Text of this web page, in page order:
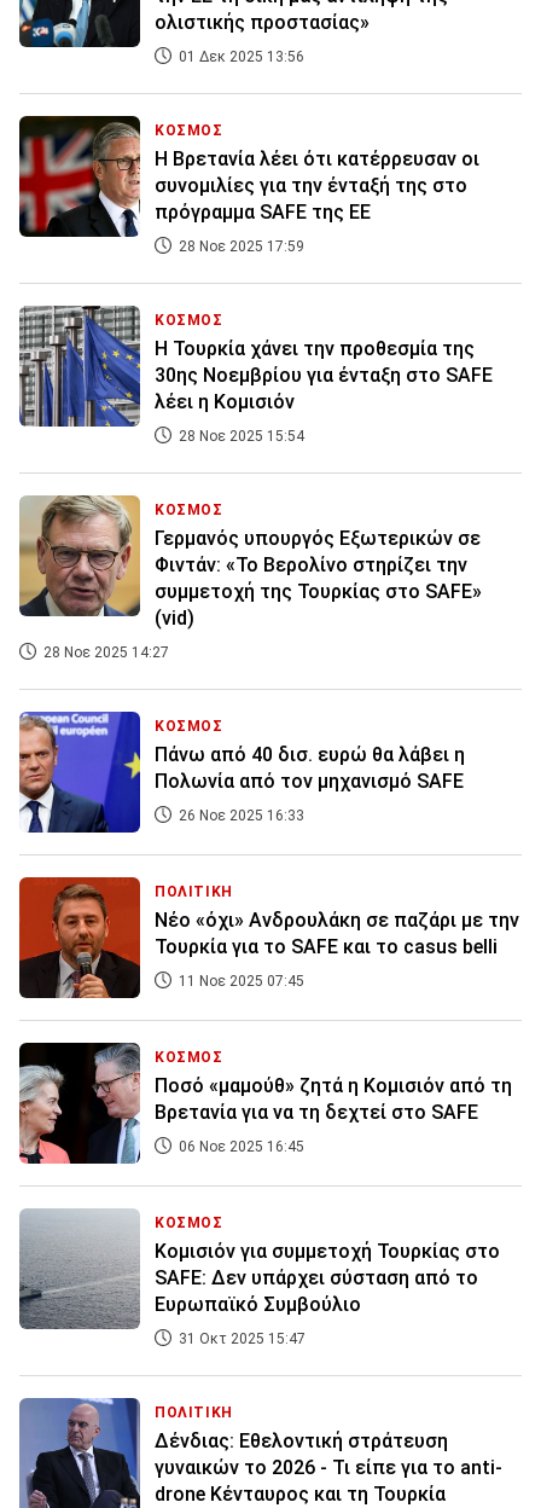
ολιστικής προστασίας»
01 Δεκ 2025 13:56
ΚΟΣΜΟΣ
Η Βρετανία λέει ότι κατέρρευσαν οι
συνομιλίες για την ένταξή της στο
πρόγραμμα SAFE της ΕΕ
28 Νοε 2025 17:59
ΚΟΣΜΟΣ
H Τουρκία χάνει την προθεσμία της
30ης Νοεμβρίου για ένταξη στο SAFE
λέει η Κομισιόν
28 Νοε 2025 15:54
ΚΟΣΜΟΣ
Γερμανός υπουργός Εξωτερικών σε
Φιντάν: «Το Βερολίνο στηρίζει την
συμμετοχή της Τουρκίας στο SAFE»
(vid)
28 Νοε 2025 14:27
ΚΟΣΜΟΣ
Πάνω από 40 δισ. ευρώ θα λάβει η
Πολωνία από τον μηχανισμό SAFE
26 Νοε 2025 16:33
ΠΟΛΙΤΙΚΗ
Νέο «όχι» Ανδρουλάκη σε παζάρι με την
Τουρκία για το SAFE και το casus belli
11 Νοε 2025 07:45
ΚΟΣΜΟΣ
Ποσό «μαμούθ» ζητά η Κομισιόν από τη
Βρετανία για να τη δεχτεί στο SAFE
06 Νοε 2025 16:45
ΚΟΣΜΟΣ
Κομισιόν για συμμετοχή Τουρκίας στο
SAFE: Δεν υπάρχει σύσταση από το
Ευρωπαϊκό Συμβούλιο
31 Οκτ 2025 15:47
ΠΟΛΙΤΙΚΗ
Δένδιας: Εθελοντική στράτευση
γυναικών το 2026 - Τι είπε για το anti-
drone Κένταυρος και τη Τουρκία